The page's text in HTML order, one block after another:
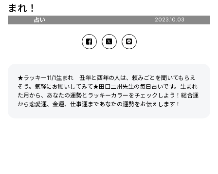
まれ！
占い 2023.10.03
★ラッキー11/1生まれ 丑年と酉年の人は、頼みごとを聞いてもらえ
そう。気軽にお願いしてみて★田口二州先生の毎日占いです。生まれ
た月から、あなたの運勢とラッキーカラーをチェックしよう！総合運
から恋愛運、金運、仕事運まであなたの運勢をお伝えします！